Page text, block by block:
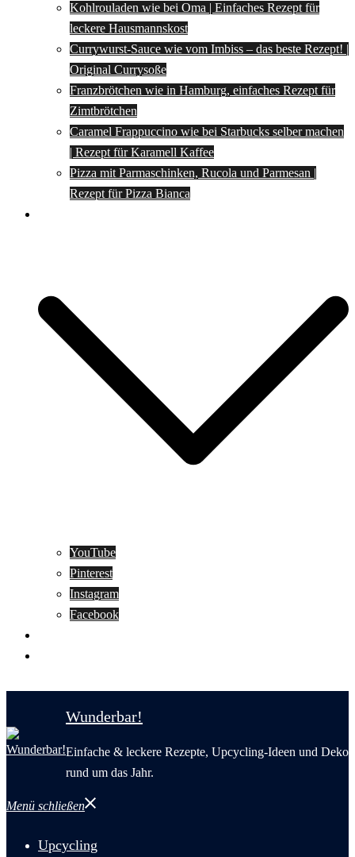
Kohlrouladen wie bei Oma | Einfaches Rezept für
leckere Hausmannskost
Currywurst-Sauce wie vom Imbiss – das beste Rezept! |
Original Currysoße
Franzbrötchen wie in Hamburg, einfaches Rezept für
Zimtbrötchen
Caramel Frappuccino wie bei Starbucks selber machen
| Rezept für Karamell Kaffee
Pizza mit Parmaschinken, Rucola und Parmesan |
Rezept für Pizza Bianca
YouTube
Pinterest
Instagram
Facebook
Wunderbar!
Einfache & leckere Rezepte, Upcycling-Ideen und Deko
rund um das Jahr.
Menü schließen
Upcycling